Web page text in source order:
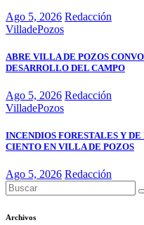
Ago 5, 2026 Redacción
VilladePozos
ABRE VILLA DE POZOS
DESARROLLO DEL CAMPO
Ago 5, 2026 Redacción
VilladePozos
INCENDIOS FORESTALES Y
CIENTO EN VILLA DE POZOS
Ago 5, 2026 Redacción
Archivos